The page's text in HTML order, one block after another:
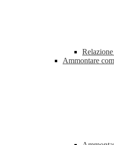
Ammontare